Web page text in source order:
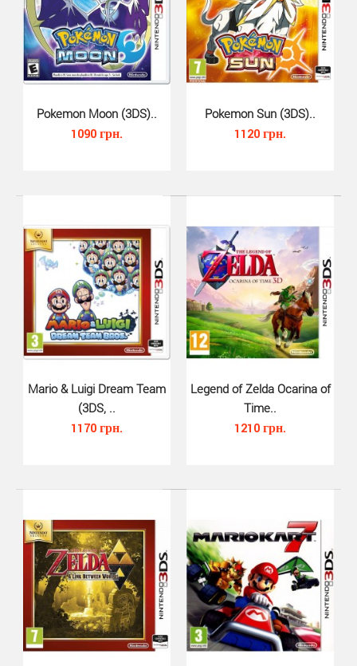
Популярная игра Donkey Kong, возвращающаяся к
платформеру, перестраивается с нуля и
оптимизируется д..
Luigis Mansion 2 (3DS)..
990 грн.
Pokemon Moon (3DS)..
1090 грн.
Pokemon Sun (3DS)..
1120 грн.
Mario & Luigi Dream Team
(3DS, ..
1170 грн.
Legend of Zelda Ocarina of
Time..
1210 грн.